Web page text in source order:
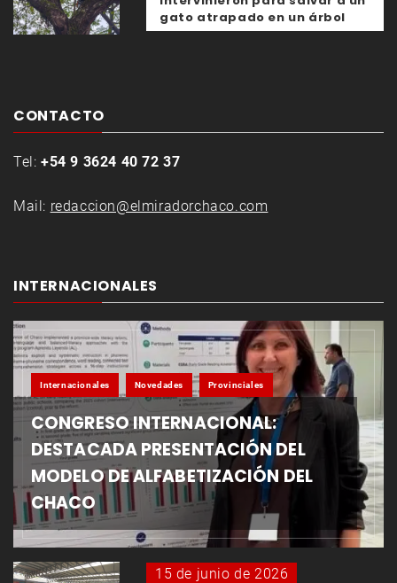
gato atrapado en un árbol
CONTACTO
Tel: +54 9 3624 40 72 37
Mail: redaccion@elmiradorchaco.com
INTERNACIONALES
Internacionales Novedades Provinciales
CONGRESO INTERNACIONAL:
DESTACADA PRESENTACIÓN DEL
MODELO DE ALFABETIZACIÓN DEL
CHACO
15 de junio de 2026